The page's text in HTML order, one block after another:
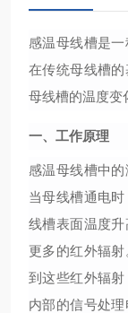
感温母线槽是
在传统母线槽
母线槽的温度变
一、工作原理
感温母线槽中的
当母线槽通电
线槽表面温度
更多的红外辐
到这些红外辐
内部的信号处